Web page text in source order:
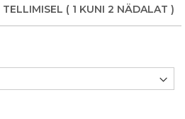
TELLIMISEL ( 1 KUNI 2 NÄDALAT )